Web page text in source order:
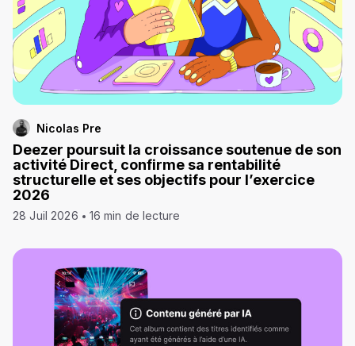
Nicolas Pre
Deezer poursuit la croissance soutenue de son
activité Direct, confirme sa rentabilité
structurelle et ses objectifs pour l’exercice
2026
28 Juil 2026 16 min de lecture